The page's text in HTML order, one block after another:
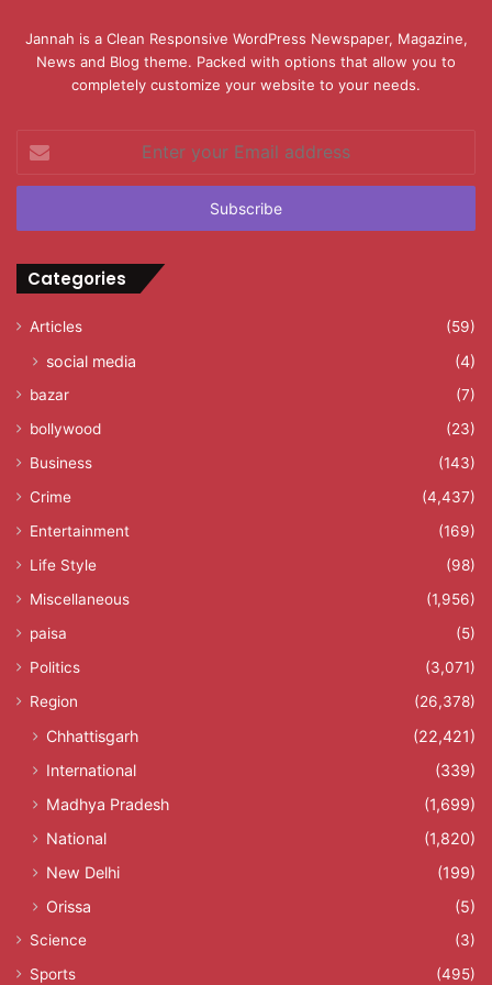
Jannah is a Clean Responsive WordPress Newspaper, Magazine,
News and Blog theme. Packed with options that allow you to
completely customize your website to your needs.
your
Email
Categories
Articles (59)
social media (4)
bazar
(7)
bollywood
(23)
Business
(143)
Crime
(4,437)
Entertainment
(169)
Life Style
(98)
Miscellaneous
(1,956)
paisa
(5)
Politics
(3,071)
Region
(26,378)
Chhattisgarh
(22,421)
International
(339)
Madhya Pradesh
(1,699)
National
(1,820)
New Delhi
(199)
Orissa
(5)
Science
(3)
Sports
(495)